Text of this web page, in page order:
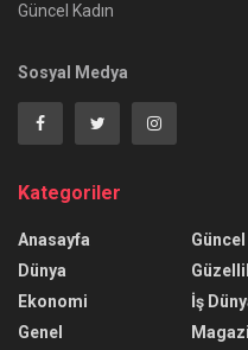
Güncel Kadın
Sosyal Medya
Kategoriler
Anasayfa
Dünya
Ekonomi
Genel
Güncel
İş